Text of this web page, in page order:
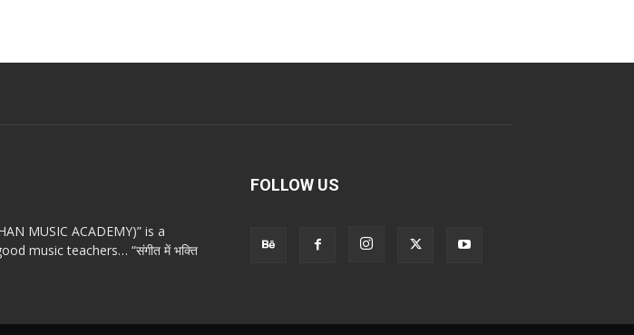
MUSIC ACADEMY)” is a
music teachers… “संगीत में भक्ति
FOLLOW US